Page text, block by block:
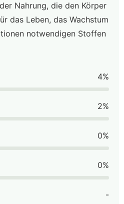
Nahrung, die den Körper
das Leben, das Wachstum
notwendigen Stoffen
4%
2%
0%
0%
-